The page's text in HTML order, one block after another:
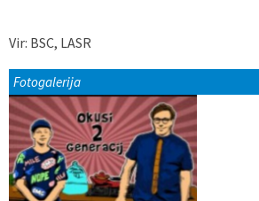
Vir: BSC, LASR
Fotogalerija